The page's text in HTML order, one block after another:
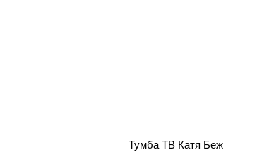
Тумба ТВ Катя Беж